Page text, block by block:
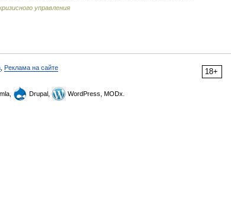
управления
18+
Реклама на сайте
Drupal, WordPress, MODx.